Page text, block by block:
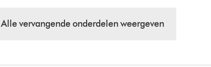
Alle vervangende onderdelen weergeven